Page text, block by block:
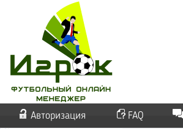
Авторизация FAQ